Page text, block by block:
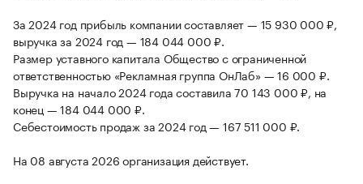
За 2024 год прибыль компании составляет — 15 930 000 ₽,
выручка за 2024 год — 184 044 000 ₽.
Размер уставного капитала Общество с ограниченной
ответственностью «Рекламная группа ОнЛаб» — 16 000 ₽.
Выручка на начало 2024 года составила 70 143 000 ₽, на
конец — 184 044 000 ₽.
Себестоимость продаж за 2024 год — 167 511 000 ₽.
На 08 августа 2026 организация действует.